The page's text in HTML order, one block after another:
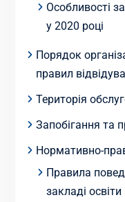
Особливості
у 2020 році
Порядок
правил
Територія
Запобігання та
Нормативно-
Правила
закладі освіти